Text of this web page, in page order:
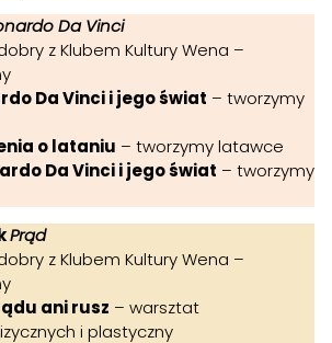
Da Vinci
z Klubem Kultury Wena –
Da Vinci i jego świat – tworzymy
o lataniu – tworzymy latawce
Da Vinci i jego świat – tworzymy
Prąd
z Klubem Kultury Wena –
ani rusz – warsztat
i plastyczny